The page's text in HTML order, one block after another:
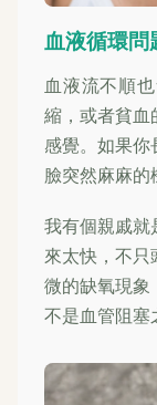
血液循環問
血液流不順
縮，或者貧血
感覺。如果你
臉突然麻麻的
我有個親戚就
來太快，不
微的缺氧現象
不是血管阻塞